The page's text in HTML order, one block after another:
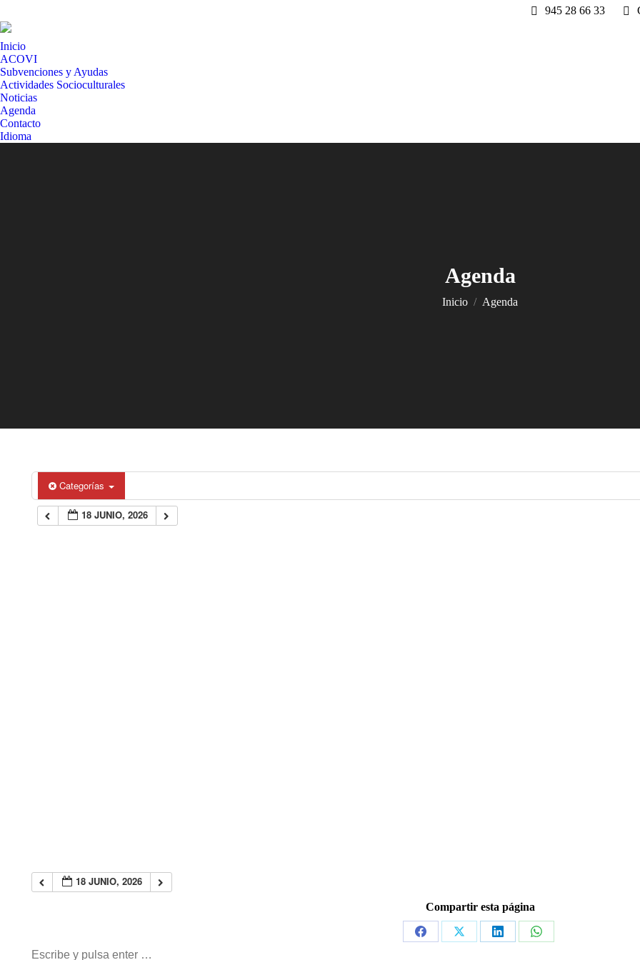
945 28 66 33
Inicio
ACOVI
Subvenciones y Ayudas
Actividades Socioculturales
Noticias
Agenda
Contacto
Idioma
Agenda
Estás aquí:
Inicio
Agenda
Categorías
18 JUNIO, 2026
18 JUNIO, 2026
Compartir esta página
Share
Share
Share
Share
Buscar: